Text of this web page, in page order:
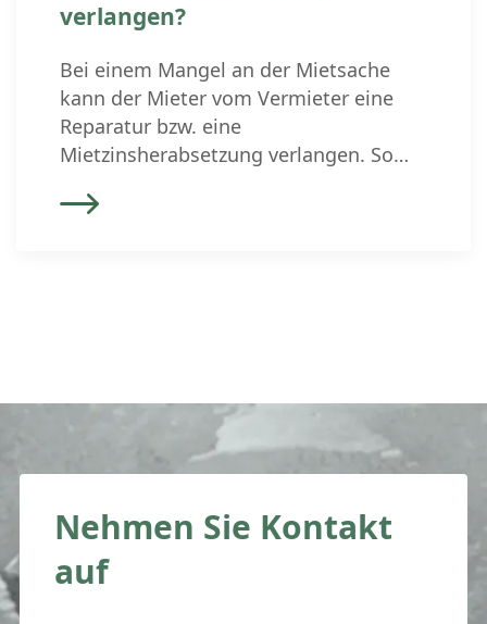
verlangen?
Bei einem Mangel an der Mietsache
kann der Mieter vom Vermieter eine
Reparatur bzw. eine
Mietzinsherabsetzung verlangen. So
daraus resultierenden hohen
Mieter […]
Nehmen Sie Kontakt
auf